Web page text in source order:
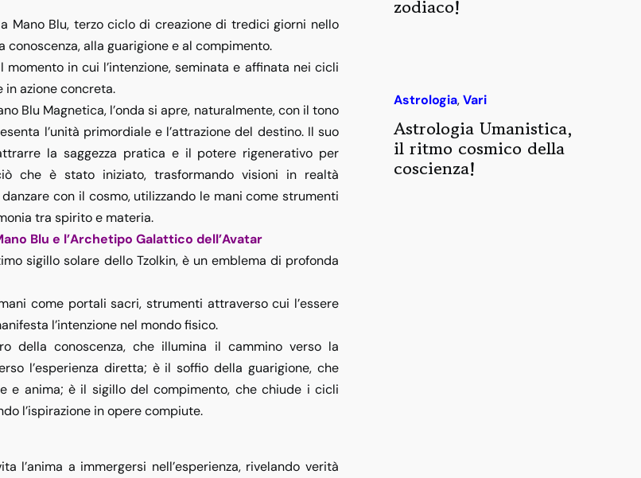
Mano Blu, terzo ciclo di creazione di tredici giorni nello
conoscenza, alla guarigione e al compimento.
momento in cui l’intenzione, seminata e affinata nei cicli
azione concreta.
Blu Magnetica, l’onda si apre, naturalmente, con il tono
l’unità primordiale e l’attrazione del destino. Il suo
la saggezza pratica e il potere rigenerativo per
che è stato iniziato, trasformando visioni in realtà
con il cosmo, utilizzando le mani come strumenti
tra spirito e materia.
Blu e l’Archetipo Galattico dell’Avatar
sigillo solare dello Tzolkin, è un emblema di profonda
come portali sacri, strumenti attraverso cui l’essere
l’intenzione nel mondo fisico.
dellaconoscenza, che illumina il cammino verso la
l’esperienza diretta; è il soffio dellaguarigione, che
e anima; è il sigillo delcompimento, che chiude i cicli
l’ispirazione in opere compiute.
l’anima a immergersi nell’esperienza, rivelando verità
zodiaco!
Astrologia,Vari
Astrologia Umanistica,
il ritmo cosmico della
coscienza!